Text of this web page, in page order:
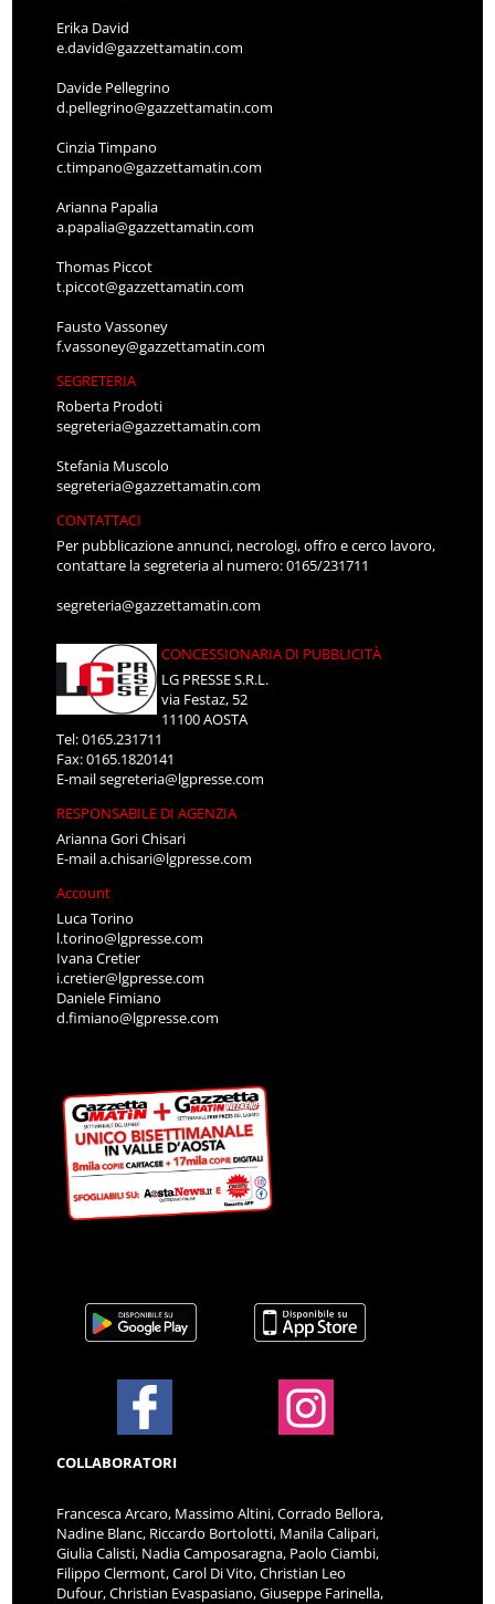
Erika David
e.david@gazzettamatin.com
Davide Pellegrino
d.pellegrino@gazzettamatin.com
Cinzia Timpano
c.timpano@gazzettamatin.com
Arianna Papalia
a.papalia@gazzettamatin.com
Thomas Piccot
t.piccot@gazzettamatin.com
Fausto Vassoney
f.vassoney@gazzettamatin.com
SEGRETERIA
Roberta Prodoti
segreteria@gazzettamatin.com
Stefania Muscolo
segreteria@gazzettamatin.com
CONTATTACI
Per pubblicazione annunci, necrologi, offro e cerco lavoro,
contattare la segreteria al numero: 0165/231711
segreteria@gazzettamatin.com
CONCESSIONARIA DI PUBBLICITÀ
LG PRESSE S.R.L.
via Festaz, 52
11100 AOSTA
Tel: 0165.231711
Fax: 0165.1820141
E-mailsegreteria@lgpresse.com
RESPONSABILE DI AGENZIA
Arianna Gori Chisari
E-maila.chisari@lgpresse.com
Account
Luca Torino
l.torino@lgpresse.com
Ivana Cretier
i.cretier@lgpresse.com
Daniele Fimiano
d.fimiano@lgpresse.com
COLLABORATORI
Francesca Arcaro, Massimo Altini, Corrado Bellora,
Nadine Blanc, Riccardo Bortolotti, Manila Calipari,
Giulia Calisti, Nadia Camposaragna, Paolo Ciambi,
Filippo Clermont, Carol Di Vito, Christian Leo
Dufour, Christian Evaspasiano, Giuseppe Farinella,